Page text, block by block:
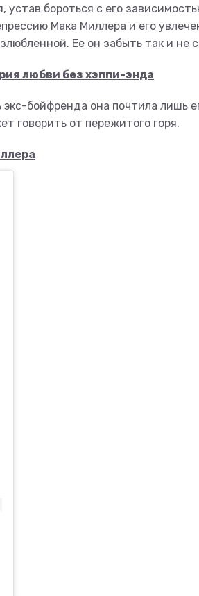
устав бороться с его
Мака Миллера и его
Ее он забыть так и не
любви без хэппи-энда
бойфренда она почтила лишь
говорить от пережитого горя.